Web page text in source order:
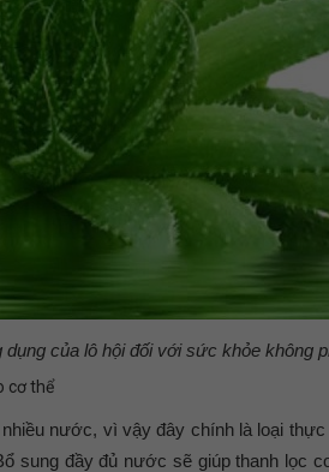
dụng của lô hội đối với sức khỏe không
cơ thể
nước, vì vậy đây chính là loại
sung đầy đủ nước sẽ giúp thanh lọc